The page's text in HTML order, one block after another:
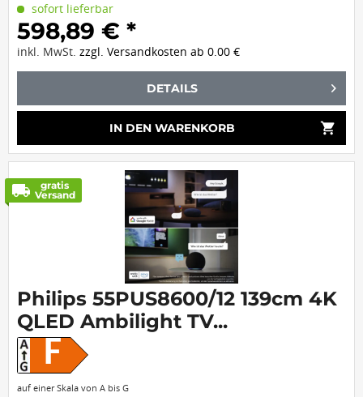
sofort lieferbar
598,89 € *
inkl. MwSt.zzgl. Versandkosten ab 0.00 €
DETAILS
IN DEN WARENKORB shopping_cart
local_shipping
gratis
Versand
Philips 55PUS8600/12 139cm 4K
QLED Ambilight TV...
F
auf einer Skala von A bis G